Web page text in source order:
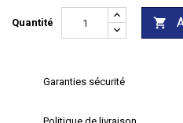
Quantité 
Garanties sécurité